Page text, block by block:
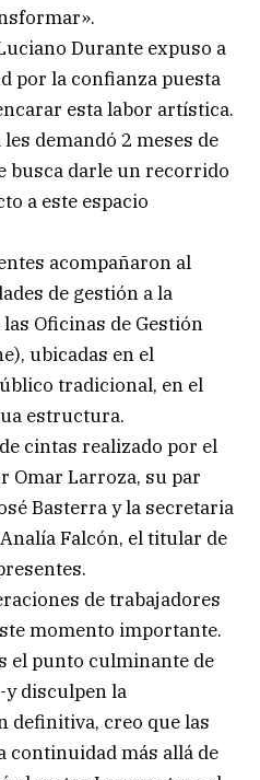
Durante expuso a
por la confianza puesta
esta labor artística.
demandó 2 meses de
busca darle un recorrido
a este espacio
acompañaron al
de gestión a la
Oficinas de Gestión
ubicadas en el
tradicional, en el
estructura.
cintas realizado por el
Omar Larroza, su par
Basterra y la secretaria
Falcón, el titular de
de trabajadores
momento importante.
el punto culminante de
y disculpen la
definitiva, creo que las
más allá de